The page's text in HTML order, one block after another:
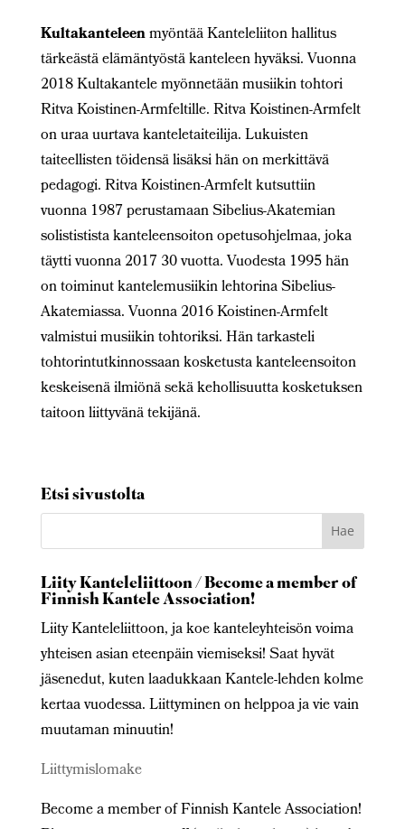
Kultakanteleenmyöntää Kanteleliiton hallitus
tärkeästä elämäntyöstä kanteleen hyväksi. Vuonna
2018 Kultakantele myönnetään musiikin tohtori
Ritva Koistinen-Armfeltille. Ritva Koistinen-Armfelt
on uraa uurtava kanteletaiteilija. Lukuisten
taiteellisten töidensä lisäksi hän on merkittävä
pedagogi. Ritva Koistinen-Armfelt kutsuttiin
vuonna 1987 perustamaan Sibelius-Akatemian
solististista kanteleensoiton opetusohjelmaa, joka
täytti vuonna 2017 30 vuotta. Vuodesta 1995 hän
on toiminut kantelemusiikin lehtorina Sibelius-
Akatemiassa. Vuonna 2016 Koistinen-Armfelt
valmistui musiikin tohtoriksi.Hän tarkasteli
tohtorintutkinnossaan kosketusta kanteleensoiton
keskeisenä ilmiönä sekä kehollisuutta kosketuksen
taitoon liittyvänä tekijänä.
Etsi sivustolta
Liity Kanteleliittoon / Become a member of
Finnish Kantele Association!
Liity Kanteleliittoon, ja koe kanteleyhteisön voima
yhteisen asian eteenpäin viemiseksi! Saat hyvät
jäsenedut, kuten laadukkaan Kantele-lehden kolme
kertaa vuodessa. Liittyminen on helppoa ja vie vain
muutaman minuutin!
Liittymislomake
Become a member of Finnish Kantele Association!